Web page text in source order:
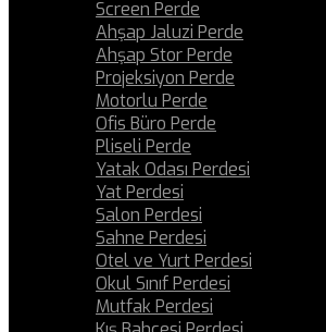
Screen Perde
Ahşap Jaluzi Perde
Ahşap Stor Perde
Projeksiyon Perde
Motorlu Perde
Ofis Büro Perde
Pliseli Perde
Yatak Odası Perdesi
Yat Perdesi
Salon Perdesi
Sahne Perdesi
Otel ve Yurt Perdesi
Okul Sınıf Perdesi
Mutfak Perdesi